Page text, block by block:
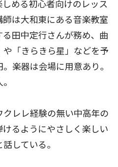
める初心者向けのレッス
は大和東にある音楽教室
る田中定行さんが務め、曲
や「きらきら星」などを予
楽器は会場に用意あり。
レレ経験の無い中高年の
るようにやさしく楽しい
している。